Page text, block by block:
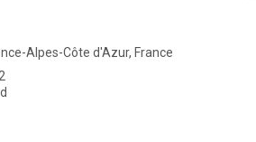
Alpes-Côte d'Azur, France